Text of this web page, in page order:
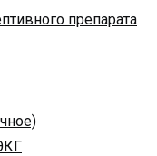
препарата